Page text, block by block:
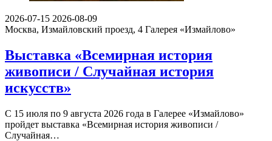
2026-07-15 2026-08-09
Москва, Измайловский проезд, 4 Галерея «Измайлово»
Выставка «Всемирная история
живописи / Случайная история
искусств»
С 15 июля по 9 августа 2026 года в Галерее «Измайлово»
пройдет выставка «Всемирная история живописи /
Случайная…